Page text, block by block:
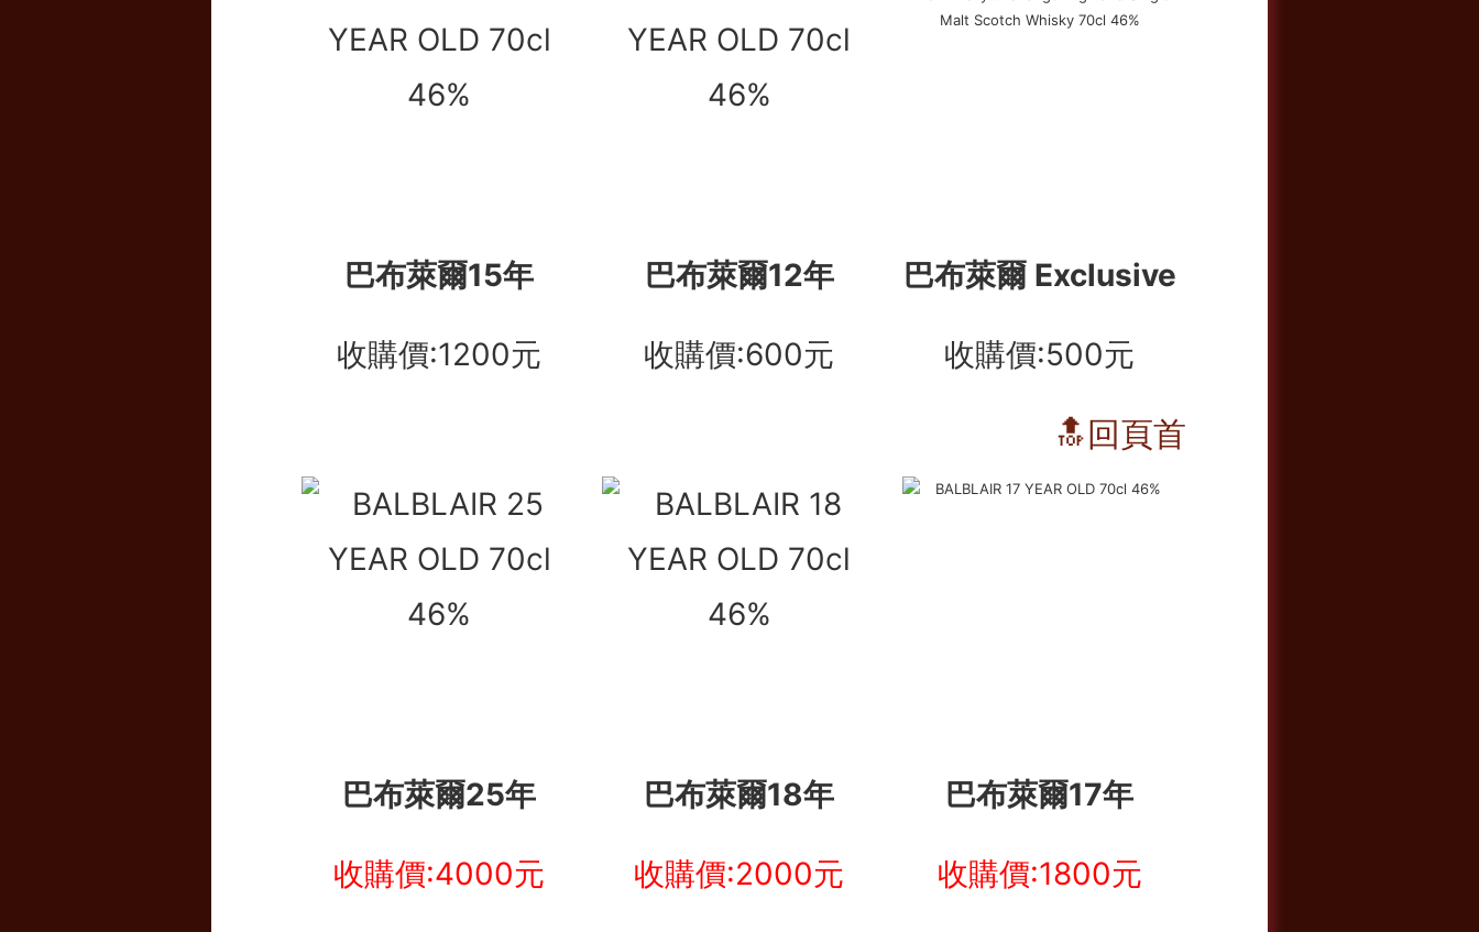
巴布萊爾15年 巴布萊爾12年 巴布萊爾 Exclusive
收購價:1200元 收購價:600元 收購價:500元
🔝回頁首
巴布萊爾25年 巴布萊爾18年 巴布萊爾17年
收購價:4000元 收購價:2000元 收購價:1800元